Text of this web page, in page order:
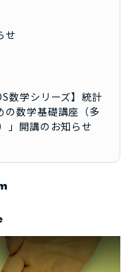
せ
数学シリーズ】統計
の数学基礎講座（多
」開講のお知らせ